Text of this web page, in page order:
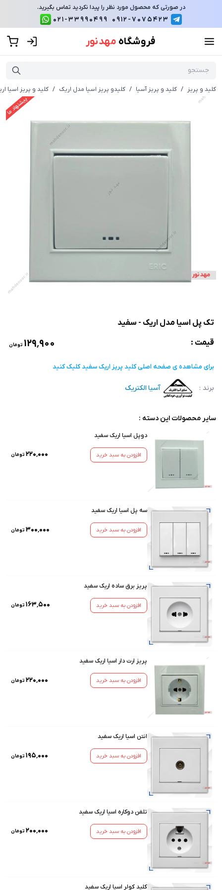
در صورتی که محصول مورد نظر را پیدا نکردید تماس بگیرید.
0912-7075423
021-33990499
فروشگاه مهد نور
کلید و پریز / کلید و پریز آسیا / کلیدو پریز اسیا مدل اریک / کلید و پریز اسیا
پیشنهاد ما
تک پل اسیا مدل اریک - سفید
قیمت :
۱۲۹٬۹۰۰ تومان
برای مشاهده ی صفحه اصلیکلید پریز اریک سفیدکلیک کنید
برند : آسیا الکتریک
سایر محصولات این دسته :
دوپل اسیا اریک سفید
افزودن به سبد خرید ۲۲۰٬۰۰۰ تومان
سه پل اسیا اریک سفید
افزودن به سبد خرید ۳۰۰٬۰۰۰ تومان
پریز برق ساده اریک سفید
افزودن به سبد خرید ۱۶۳٬۵۰۰ تومان
پریز ارت دار اسیا اریک سفید
افزودن به سبد خرید ۲۲۰٬۰۰۰ تومان
انتن اسیا اریک سفید
افزودن به سبد خرید ۱۹۵٬۰۰۰ تومان
تلفن دوکاره اسیا اریک سفید
افزودن به سبد خرید ۲۰۰٬۰۰۰ تومان
کلید کولر اسیا اریک سفید